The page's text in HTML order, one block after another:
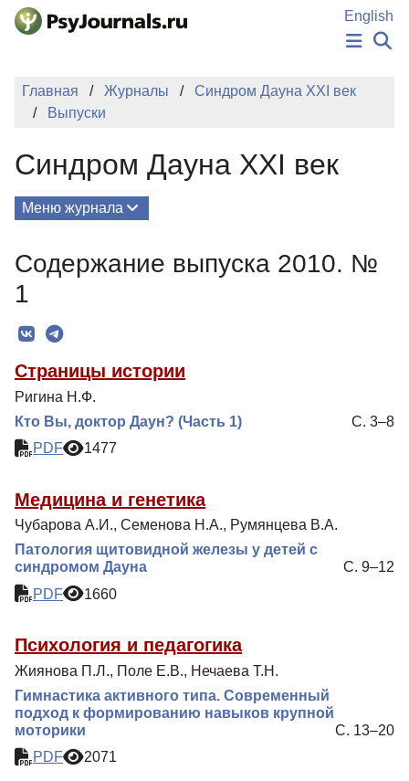
Перейти к основному содержанию
English
НОВОСТИ
БАЗА ЗНАНИЙ
КЛЮЧЕВЫЕ СЛОВА
Регистрация
Главная Журналы
Синдром Дауна XXI век
Выпуски
Синдром Дауна XXI век
Меню журнала
О Журнале
Для авторов
Рубрики
Подписка
Контакты
Содержание выпуска 2010. №
1
Страницы истории
Ригина Н.Ф.
Кто Вы, доктор Даун? (Часть 1)
С. 3–8
PDF
1477
Медицина и генетика
Чубарова А.И., Семенова Н.А., Румянцева В.А.
Патология щитовидной железы у детей с
синдромом Дауна
С. 9–12
PDF
1660
Психология и педагогика
Жиянова П.Л., Поле Е.В., Нечаева Т.Н.
Гимнастика активного типа. Современный
подход к формированию навыков крупной
моторики
С. 13–20
PDF
2071